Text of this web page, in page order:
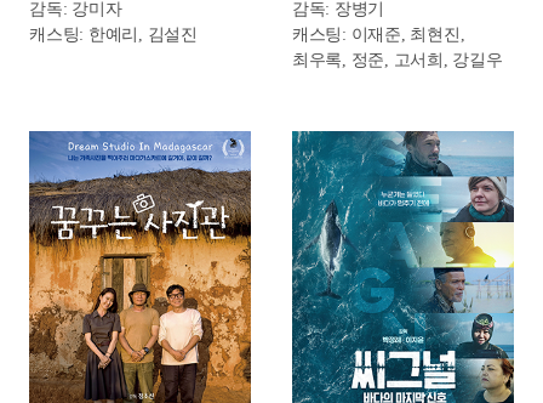
꿈꾸는 사진관
크랭크업: 2023-09-18
감독: 정초신
캐스팅: 양수진, 신미식,
장태화
씨그널: 바다의 신호
개봉일: 2025-07-16
장르: 다큐멘터리
크랭크업:
감독: 박정례, 이지윤
캐스팅: 이유정, 미쉘 앙드레,
라우라 멜러, 후디스
카스트로, 무하마드 루시판,
다니엘 니콜슨